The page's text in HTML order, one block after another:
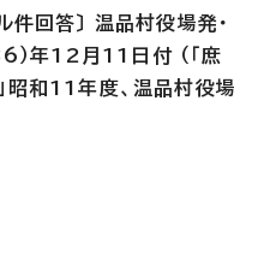
回答〕 温品村役場発・
年12月11日付 （「庶
昭和11年度、温品村役場